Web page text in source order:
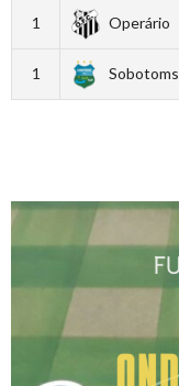
1 Operário
1 Sobotoms